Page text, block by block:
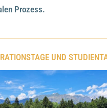
Prozess.
UND